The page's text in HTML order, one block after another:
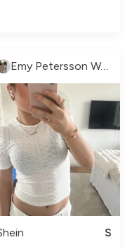
Emy Petersson Wennborg
S